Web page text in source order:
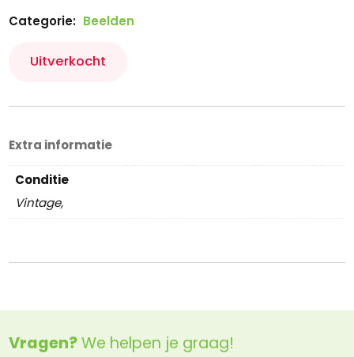
Uitverkocht
Categorie: Beelden
Extra informatie
Conditie
Vintage,
Vragen?We helpen je graag!